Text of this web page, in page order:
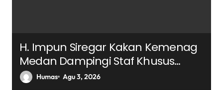
H. Impun Siregar Kakan Kemenag
Medan Dampingi Staf Khusus
Menteri Agama Kunjungi Chapel
Humas Agu 3, 2026